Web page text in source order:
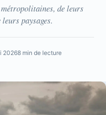
de leurs
paysages.
20268 min de lecture